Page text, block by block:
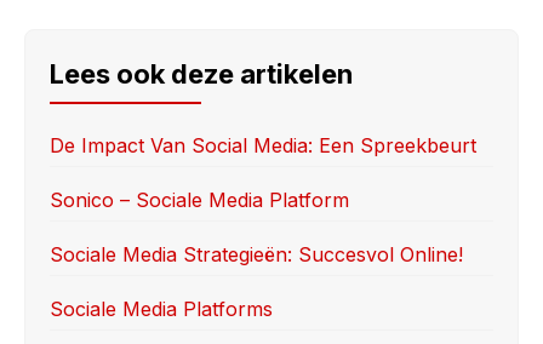
e
b
o
o
o
d
o
n
e
Lees ook deze artikelen
De Impact Van Social Media: Een Spreekbeurt
Sonico – Sociale Media Platform
Sociale Media Strategieën: Succesvol Online!
Sociale Media Platforms